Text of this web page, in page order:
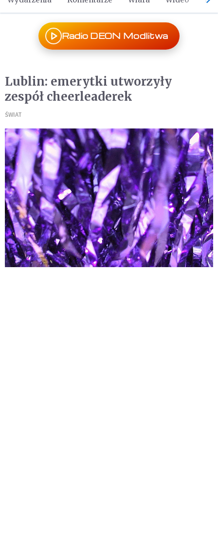
Radio DEON Modlitwa
Lublin: emerytki utworzyły
zespół cheerleaderek
ŚWIAT